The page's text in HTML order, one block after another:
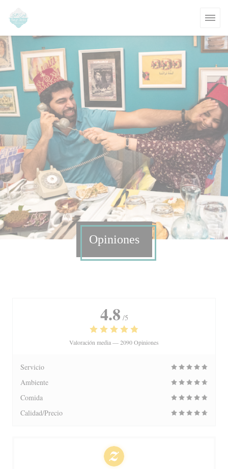
Opiniones
4.8 /5
Valoración media —2090 Opiniones
Servicio
Ambiente
Comida
Calidad/Precio